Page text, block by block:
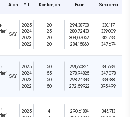
Alan Yıl Kontenjan Puan Sıralama
SAY
2025
2024
2023
2022
20
25
20
20
294,38708
280,72433
304,07052
284,15860
330.117
339.009
312.733
347.674
SAY
2025
2024
2023
2022
50
55
50
50
291,60824
278,94825
298,24343
272,59922
341.639
347.078
334.388
395.499
2025
4
290,61884
345.713